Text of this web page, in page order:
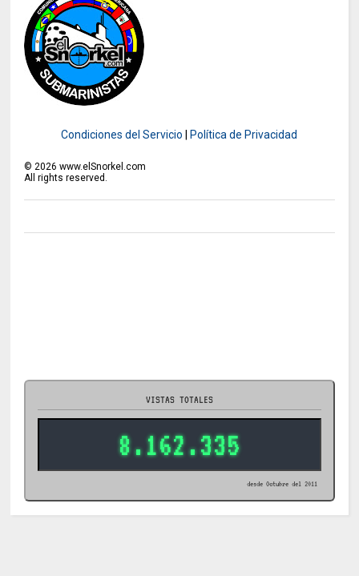
Condiciones del Servicio Política de Privacidad
© 2026 www.elSnorkel.com
All rights reserved.
VISTAS TOTALES
8.162.335
desde Octubre del 2011